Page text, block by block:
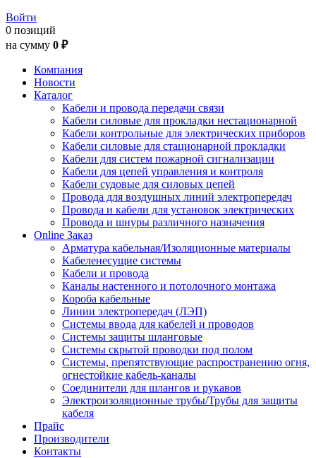
Войти
0 позиций
на сумму 0 ₽
Компания
Новости
Каталог
Кабели и провода передачи связи
Кабели силовые для прокладки нестационарной
Кабели контрольные для электрических приборов
Кабели силовые для стационарной прокладки
Кабели для систем пожарной сигнализации
Кабели для цепей управления и контроля
Кабели судовые для силовых цепей
Провода для воздушных линий электропередач
Провода и кабели для установок электрических
Провода и шнуры различного назначения
Online Заказ
Арматура кабельная/Изоляционные материалы
Кабеленесущие системы
Кабели и провода
Каналы настенного и потолочного монтажа
Короба кабельные
Линии электропередач (ЛЭП)
Системы ввода для кабелей и проводов
Системы защиты шланговые
Системы скрытой проводки под полом
Системы, препятствующие распространению огня,
огнестойкие кабель-каналы
Соединители для шлангов и рукавов
Электроизоляционные трубы/Трубы для защиты
кабеля
Прайс
Производители
Контакты